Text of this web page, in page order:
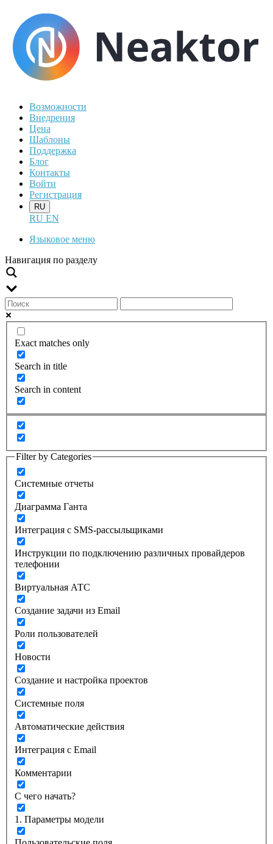
Возможности
Внедрения
Цена
Шаблоны
Поддержка
Блог
Контакты
Войти
Регистрация
RU
RU EN
Языковое меню
Навигация по разделу
Exact matches only
Search in title
Search in content
Filter by Categories
Системные отчеты
Диаграмма Ганта
Интеграция с SMS-рассыльщиками
Инструкции по подключению различных провайдеров
телефонии
Виртуальная АТС
Создание задачи из Email
Роли пользователей
Новости
Создание и настройка проектов
Системные поля
Автоматические действия
Интеграция с Email
Комментарии
С чего начать?
1. Параметры модели